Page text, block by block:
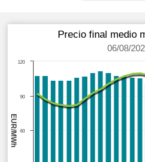
EUR/MWh
Precio final medio
06/08/
120
60
90